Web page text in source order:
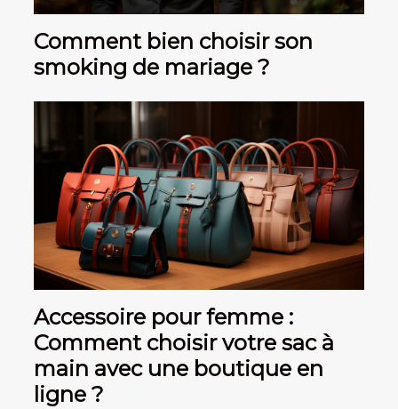
Comment bien choisir son
smoking de mariage ?
Accessoire pour femme :
Comment choisir votre sac à
main avec une boutique en
ligne ?